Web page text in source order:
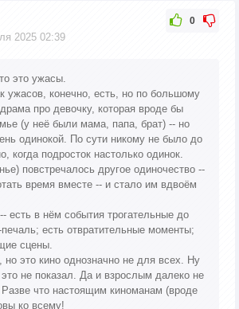
0
2025 02:39
это ужасы.
ужасов, конечно, есть, но по большому
про девочку, которая вроде бы
(у неё были мама, папа, брат) -- но
одинокой. По сути никому не было до
когда подросток настолько одинок.
повстречалось другое одиночество --
время вместе -- и стало им вдвоём
в нём события трогательные до
печаль; есть отвратительные моменты;
сцены.
но это кино однозначно не для всех. Ну
не показал. Да и взрослым далеко не
что настоящим киноманам (вроде
ко всему!